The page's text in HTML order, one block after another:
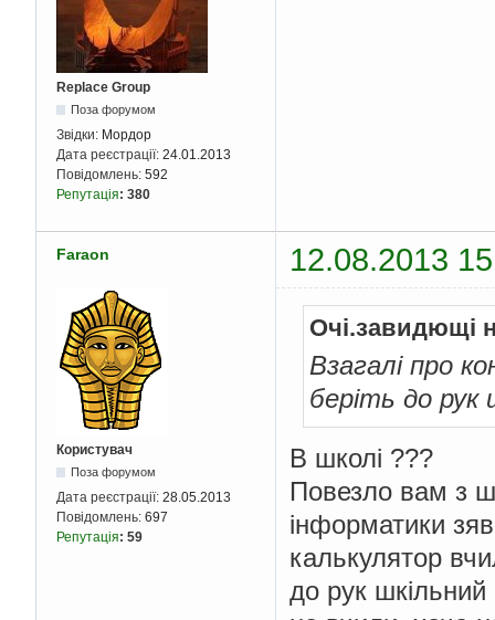
Replace Group
Поза форумом
Звідки: Мордор
Дата реєстрації: 24.01.2013
Повідомлень: 592
Репутація: 380
Faraon 12.08.2013
Користувач
Поза форумом
Дата реєстрації: 28.05.2013
Повідомлень: 697
Репутація: 59
Очі.завидющі
Взагалі про
беріть до рук
В школі ???
Повезло вам з
інформатики
калькулятор
до рук шкільний